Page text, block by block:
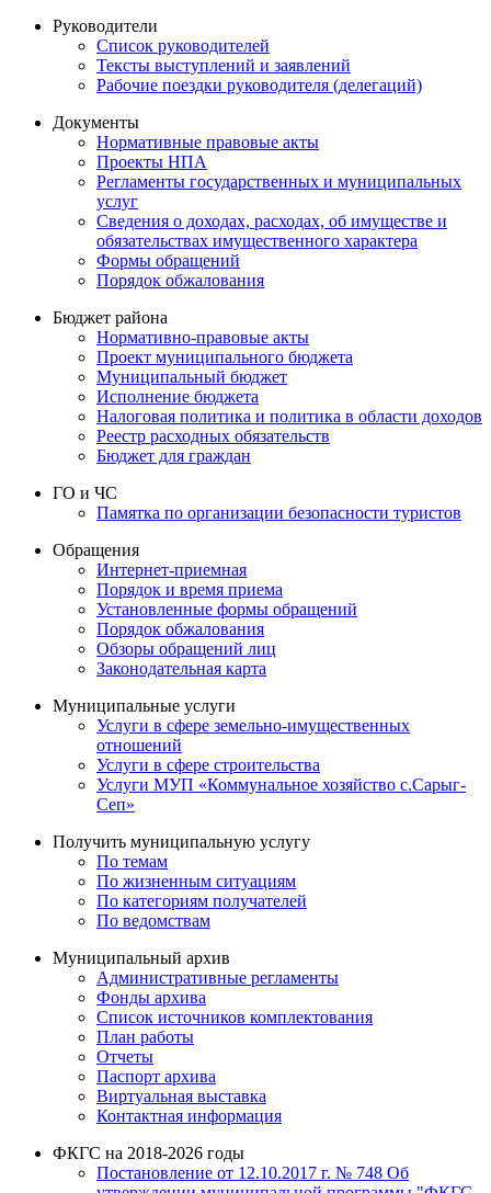
Руководители
Список руководителей
Тексты выступлений и заявлений
Рабочие поездки руководителя (делегаций)
Документы
Нормативные правовые акты
Проекты НПА
Регламенты государственных и муниципальных
услуг
Сведения о доходах, расходах, об имуществе и
обязательствах имущественного характера
Формы обращений
Порядок обжалования
Бюджет района
Нормативно-правовые акты
Проект муниципального бюджета
Муниципальный бюджет
Исполнение бюджета
Налоговая политика и политика в области доходов
Реестр расходных обязательств
Бюджет для граждан
ГО и ЧС
Памятка по организации безопасности туристов
Обращения
Интернет-приемная
Порядок и время приема
Установленные формы обращений
Порядок обжалования
Обзоры обращений лиц
Законодательная карта
Муниципальные услуги
Услуги в сфере земельно-имущественных
отношений
Услуги в сфере строительства
Услуги МУП «Коммунальное хозяйство с.Сарыг-
Сеп»
Получить муниципальную услугу
По темам
По жизненным ситуациям
По категориям получателей
По ведомствам
Муниципальный архив
Административные регламенты
Фонды архива
Список источников комплектования
План работы
Отчеты
Паспорт архива
Виртуальная выставка
Контактная информация
ФКГС на 2018-2026 годы
Постановление от 12.10.2017 г. № 748 Об